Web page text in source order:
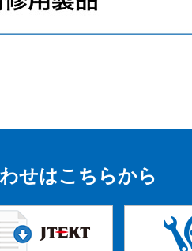
せはこちらから